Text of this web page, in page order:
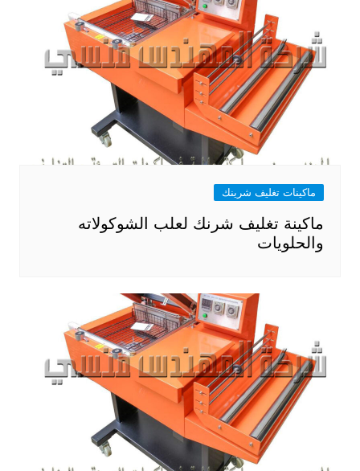
ماكينات تغليف شرينك
ماكينة تغليف شرنك لعلب الشوكولاته
والحلويات